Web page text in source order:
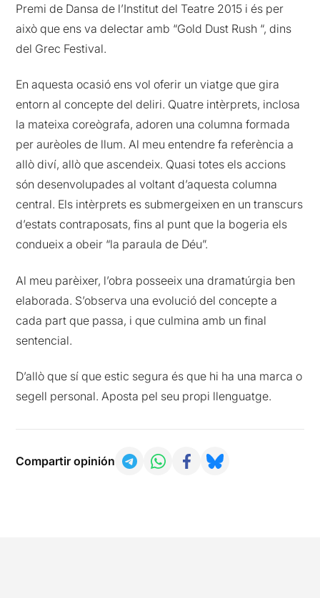
Premi de Dansa de l’Institut del Teatre 2015 i és per
això que ens va delectar amb “Gold Dust Rush “, dins
del Grec Festival.
En aquesta ocasió ens vol oferir un viatge que gira
entorn al concepte del deliri. Quatre intèrprets, inclosa
la mateixa coreògrafa, adoren una columna formada
per aurèoles de llum. Al meu entendre fa referència a
allò diví, allò que ascendeix. Quasi totes els accions
són desenvolupades al voltant d’aquesta columna
central. Els intèrprets es submergeixen en un transcurs
d’estats contraposats, fins al punt que la bogeria els
condueix a obeir “la paraula de Déu”.
Al meu parèixer, l’obra posseeix una dramatúrgia ben
elaborada. S’observa una evolució del concepte a
cada part que passa, i que culmina amb un final
sentencial.
D’allò que sí que estic segura és que hi ha una marca o
segell personal. Aposta pel seu propi llenguatge.
Compartir opinión